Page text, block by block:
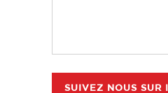
SUIVEZ NOUS SUR